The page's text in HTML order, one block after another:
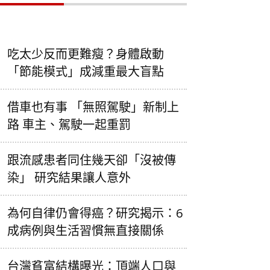
吃太少反而更難瘦？身體啟動
「節能模式」成減重最大盲點
借車也有事 「無照駕駛」新制上
路 車主、駕駛一起重罰
跟流感患者同住幾天卻「沒被傳
染」 研究結果讓人意外
為何自律仍會得癌？研究揭示：6
成病例與生活習慣無直接關係
台灣貧富結構曝光：頂端人口與